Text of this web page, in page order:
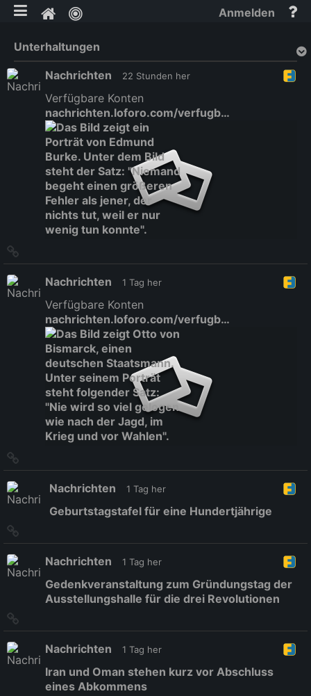
Pinnwand Anmelden
Unterhaltungen
Nachrichten 22 Stunden her
Verfügbare Konten
nachrichten.loforo.com/verfugb…
zum
Originalbeitrag
Nachrichten 1 Tag her
Verfügbare Konten
nachrichten.loforo.com/verfugb…
zum
Originalbeitrag
Nachrichten 1 Tag her
Geburtstagstafel für eine Hundertjährige
zum
Originalbeitrag
Nachrichten 1 Tag her
Gedenkveranstaltung zum Gründungstag der
Ausstellungshalle für die drei Revolutionen
zum
Originalbeitrag
Nachrichten 1 Tag her
Iran und Oman stehen kurz vor Abschluss
eines Abkommens
mobile Ansicht umschalten